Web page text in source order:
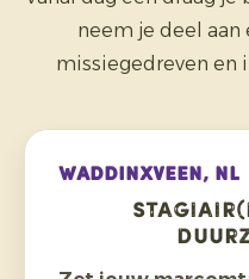
neem je deel aan
missiegedreven en
WADDINXVEEN, NL